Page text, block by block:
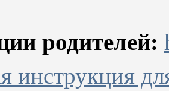
родителей:
инструкция